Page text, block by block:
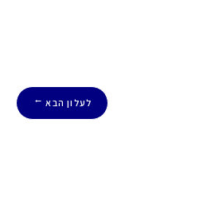
לעלון הבא →